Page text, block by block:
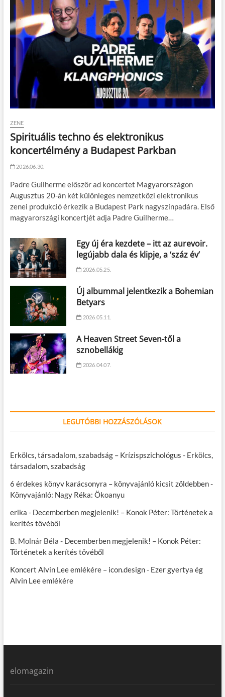
ZENE
Spirituális techno és elektronikus
koncertélmény a Budapest Parkban
2026.06.30.
Padre Guilherme először ad koncertet Magyarországon
Augusztus 20-án két különleges nemzetközi elektronikus
zenei produkció érkezik a Budapest Park nagyszínpadára. Első
magyarországi koncertjét adja Padre Guilherme…
Egy új éra kezdete – itt az aurevoir.
legújabb dala és klipje, a ‘száz év’
2026.05.25.
Új albummal jelentkezik a Bohemian
Betyars
2026.05.11.
A Heaven Street Seven-től a
sznobellákig
2026.04.07.
LEGUTÓBBI HOZZÁSZÓLÁSOK
Erkölcs, társadalom, szabadság – Krízispszichológus - Erkölcs,
társadalom, szabadság
6 érdekes könyv karácsonyra – könyvajánló kicsit zöldebben-
Könyvajánló: Nagy Réka: Ökoanyu
erika - Decemberben megjelenik! – Konok Péter: Történetek a
kerítés tövéből
B. Molnár Béla - Decemberben megjelenik! – Konok Péter:
Történetek a kerítés tövéből
Koncert Alvin Lee emlékére – icon.design- Ezer gyertya ég
Alvin Lee emlékére
elomagazin